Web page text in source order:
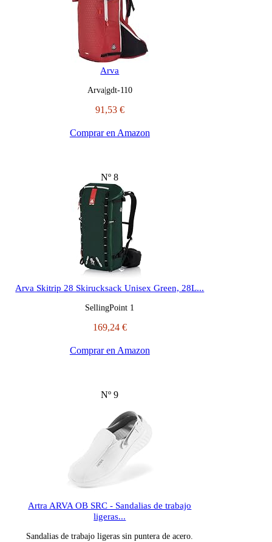
Arva
Arva|gdt-110
91,53 €
Comprar en Amazon
Nº 8
Arva Skitrip 28 Skirucksack Unisex Green, 28L...
SellingPoint 1
169,24 €
Comprar en Amazon
Nº 9
Artra ARVA OB SRC - Sandalias de trabajo
ligeras...
Sandalias de trabajo ligeras sin puntera de acero.